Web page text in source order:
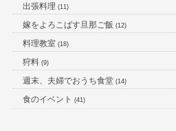
出張料理 (11)
嫁をよろこばす旦那ご飯 (12)
料理教室 (18)
狩料(9)
週末、夫婦でおうち食堂(14)
食のイベント (41)